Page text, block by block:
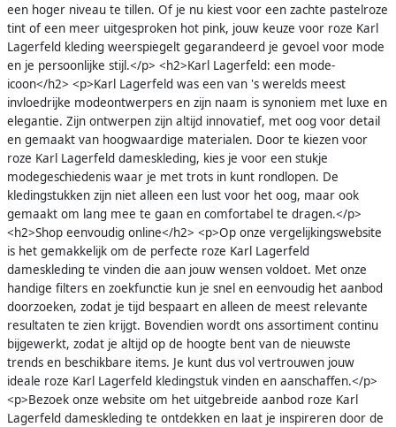
een hoger niveau te tillen. Of je nu kiest voor een zachte pastelroze
tint of een meer uitgesproken hot pink, jouw keuze voor roze Karl
Lagerfeld kleding weerspiegelt gegarandeerd je gevoel voor mode
en je persoonlijke stijl.</p> <h2>Karl Lagerfeld: een mode-
icoon</h2> <p>Karl Lagerfeld was een van 's werelds meest
invloedrijke modeontwerpers en zijn naam is synoniem met luxe en
elegantie. Zijn ontwerpen zijn altijd innovatief, met oog voor detail
en gemaakt van hoogwaardige materialen. Door te kiezen voor
roze Karl Lagerfeld dameskleding, kies je voor een stukje
modegeschiedenis waar je met trots in kunt rondlopen. De
kledingstukken zijn niet alleen een lust voor het oog, maar ook
gemaakt om lang mee te gaan en comfortabel te dragen.</p>
<h2>Shop eenvoudig online</h2> <p>Op onze vergelijkingswebsite
is het gemakkelijk om de perfecte roze Karl Lagerfeld
dameskleding te vinden die aan jouw wensen voldoet. Met onze
handige filters en zoekfunctie kun je snel en eenvoudig het aanbod
doorzoeken, zodat je tijd bespaart en alleen de meest relevante
resultaten te zien krijgt. Bovendien wordt ons assortiment continu
bijgewerkt, zodat je altijd op de hoogte bent van de nieuwste
trends en beschikbare items. Je kunt dus vol vertrouwen jouw
ideale roze Karl Lagerfeld kledingstuk vinden en aanschaffen.</p>
<p>Bezoek onze website om het uitgebreide aanbod roze Karl
Lagerfeld dameskleding te ontdekken en laat je inspireren door de